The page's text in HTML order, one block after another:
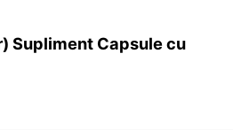
Supliment Capsule cu